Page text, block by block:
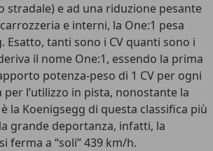
stradale) e ad una riduzione pesante
e interni, la One:1 pesa
. Esatto, tanti sono i CV quanti sono i
il nome One:1, essendo la prima
potenza-peso di 1 CV per ogni
per l’utilizzo in pista, nonostante la
la Koenigsegg di questa classifica più
grande deportanza, infatti, la
ferma a “soli”439 km/h.